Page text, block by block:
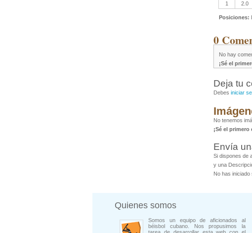
1
2.0
Posiciones:
0
No hay
¡Sé el
Deja tu
Debes iniciar
No tenemos
¡Sé el
Envía
Si dispones de
y una
No has
Quienes somos
Somos un equipo de aficionados al
béisbol cubano. Nos propusimos la